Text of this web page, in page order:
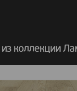
коллекции